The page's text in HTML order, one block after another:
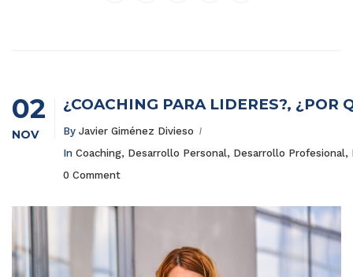
02
NOV
¿COACHING PARA LÍDERES?, ¿POR
By Javier Giménez Divieso
In Coaching, Desarrollo Personal, Desarrollo Profesional,
0 Comment